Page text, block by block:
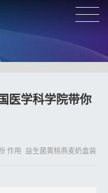
医学科学院带你
作用 益生菌黄桃燕麦奶盒装